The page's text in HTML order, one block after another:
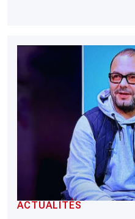
ACTUALITÉS